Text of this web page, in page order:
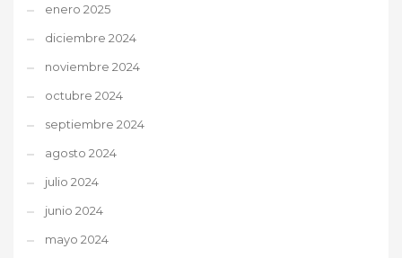
enero 2025
diciembre 2024
noviembre 2024
octubre 2024
septiembre 2024
agosto 2024
julio 2024
junio 2024
mayo 2024